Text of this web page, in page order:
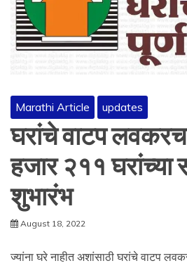
Marathi Article updates
घरांचे वाटप लवकरच
हजार २११ घरांच्या
शुभारंभ
August 18, 2022
ज्यांना घरे नाहीत अशांसाठी घरांचे वाटप